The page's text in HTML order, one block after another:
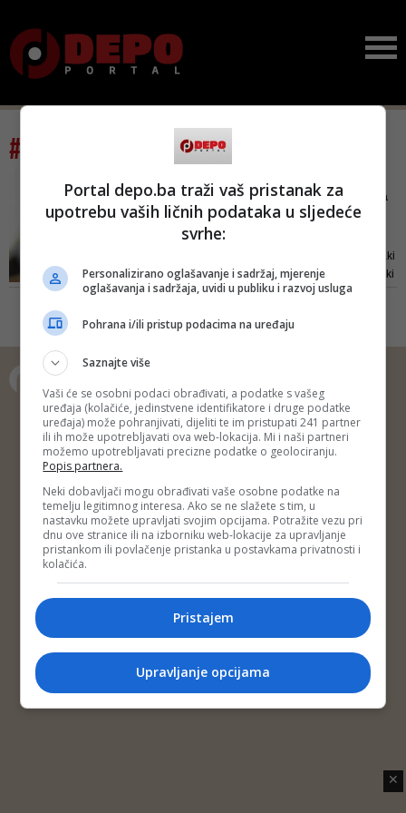
#tag: oglašivači
Od danas nova pravila na
Facebooku: Ako želite
Od danas će se provjeravati svaki
oglašivač koji želi objaviti politički
oglas ili se baviti nekom važnom
Copyright © 2014 Depo Portal
Impressum
Kontakt Marketing
Privatnost korisnika
O nama
✕
Portal depo.ba traži vaš pristanak za
upotrebu vaših ličnih podataka u sljedeće
svrhe:
Personalizirano oglašavanje i sadržaj, mjerenje
oglašavanja i sadržaja, uvidi u publiku i razvoj usluga
Pohrana i/ili pristup podacima na uređaju
Saznajte više
Vaši će se osobni podaci obrađivati, a podatke s vašeg
uređaja (kolačiće, jedinstvene identifikatore i druge podatke
uređaja) može pohranjivati, dijeliti te im pristupati 241 partner
ili ih može upotrebljavati ova web-lokacija. Mi i naši partneri
možemo upotrebljavati precizne podatke o geolociranju.
Popis partnera.
Neki dobavljači mogu obrađivati vaše osobne podatke na
temelju legitimnog interesa. Ako se ne slažete s tim, u
nastavku možete upravljati svojim opcijama. Potražite vezu pri
dnu ove stranice ili na izborniku web-lokacije za upravljanje
pristankom ili povlačenje pristanka u postavkama privatnosti i
kolačića.
Pristajem
Upravljanje opcijama